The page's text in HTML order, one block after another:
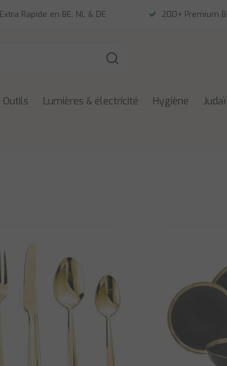
Rapide en BE, NL & DE 200+ Premium
Outils Lumières & électricité Hygiène